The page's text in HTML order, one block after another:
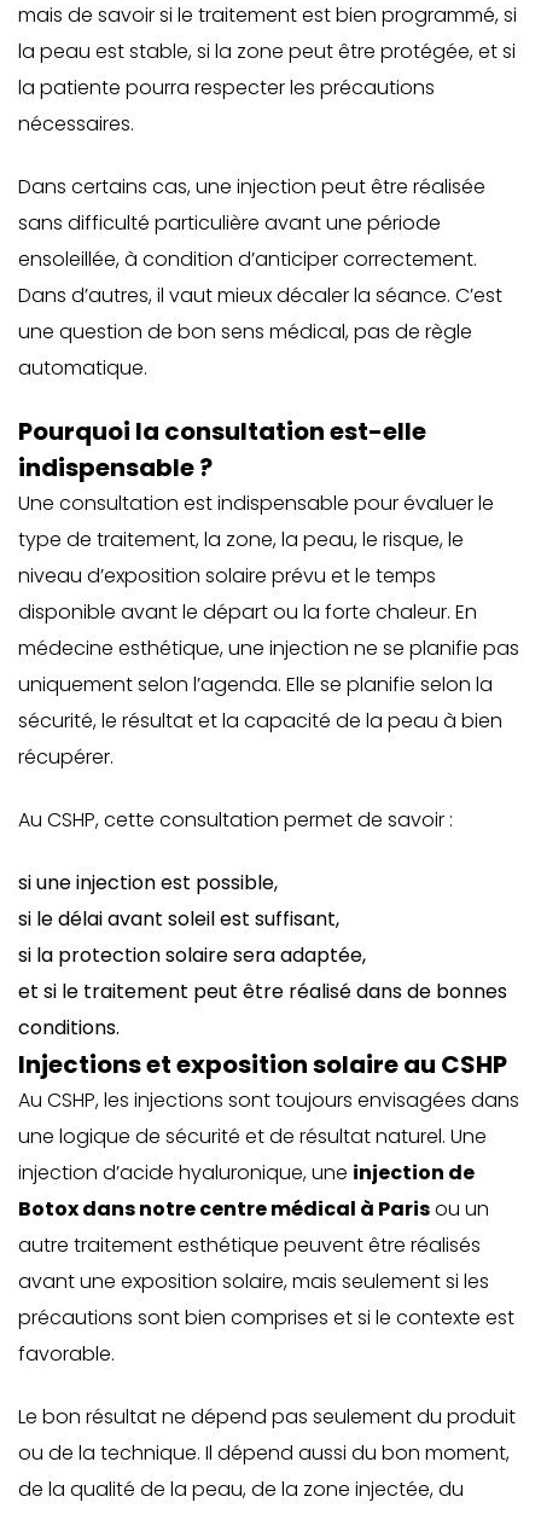
mais de savoir si le traitement est bien programmé, si
la peau est stable, si la zone peut être protégée, et si
la patiente pourra respecter les précautions
nécessaires.
Dans certains cas, une injection peut être réalisée
sans difficulté particulière avant une période
ensoleillée, à condition d’anticiper correctement.
Dans d’autres, il vaut mieux décaler la séance. C’est
une question de bon sens médical, pas de règle
automatique.
Pourquoi la consultation est-elle
indispensable ?
Une consultation est indispensable pour évaluer le
type de traitement, la zone, la peau, le risque, le
niveau d’exposition solaire prévu et le temps
disponible avant le départ ou la forte chaleur. En
médecine esthétique, une injection ne se planifie pas
uniquement selon l’agenda. Elle se planifie selon la
sécurité, le résultat et la capacité de la peau à bien
récupérer.
Au CSHP, cette consultation permet de savoir :
si une injection est possible,
si le délai avant soleil est suffisant,
si la protection solaire sera adaptée,
et si le traitement peut être réalisé dans de bonnes
conditions.
Injections et exposition solaire au CSHP
Au CSHP, les injections sont toujours envisagées dans
une logique de sécurité et de résultat naturel. Une
injection d’acide hyaluronique, une injection de
Botox dans notre centre médical à Parisou un
autre traitement esthétique peuvent être réalisés
avant une exposition solaire, mais seulement si les
précautions sont bien comprises et si le contexte est
favorable.
Le bon résultat ne dépend pas seulement du produit
ou de la technique. Il dépend aussi du bon moment,
de la qualité de la peau, de la zone injectée, du